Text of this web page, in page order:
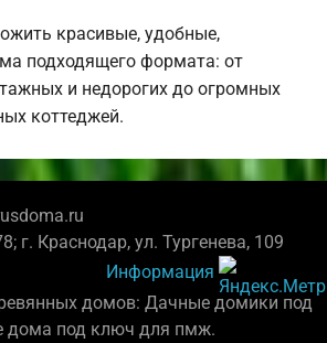
красивые, удобные,
подходящего формата: от
и недорогих до огромных
коттеджей.
г. Краснодар, ул. Тургенева, 109
Информация
домов: Дачные домики под
дома под ключ для пмж.